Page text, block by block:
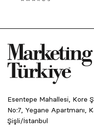
Esentepe Mahallesi, Kore
No:7, Yegane Apartmanı,
Şişli/İstanbul